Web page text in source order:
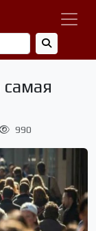
самая
990